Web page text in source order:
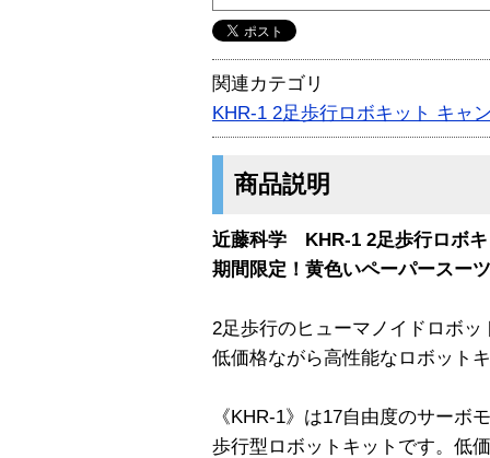
関連カテゴリ
KHR-1 2足歩行ロボキット キ
商品説明
近藤科学 KHR-1 2足歩行ロボ
期間限定！黄色いペーパースー
2足歩行のヒューマノイドロボ
低価格ながら高性能なロボット
《KHR-1》は17自由度のサーボ
歩行型ロボットキットです。低